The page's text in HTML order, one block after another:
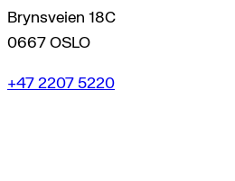
Brynsveien 18C
0667 OSLO
+47 2207 5220